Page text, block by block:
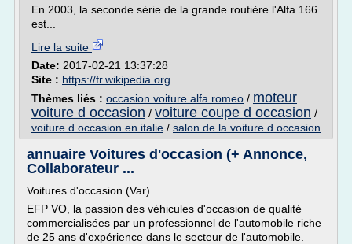
En 2003, la seconde série de la grande routière l'Alfa 166
est...
Lire la suite
Date: 2017-02-21 13:37:28
Site : https://fr.wikipedia.org
Thèmes liés : occasion voiture alfa romeo / moteur
voiture d occasion / voiture coupe d occasion /
voiture d occasion en italie / salon de la voiture d occasion
annuaire Voitures d'occasion (+ Annonce,
Collaborateur ...
Voitures d'occasion (Var)
EFP VO, la passion des véhicules d'occasion de qualité
commercialisées par un professionnel de l'automobile riche
de 25 ans d'expérience dans le secteur de l'automobile.